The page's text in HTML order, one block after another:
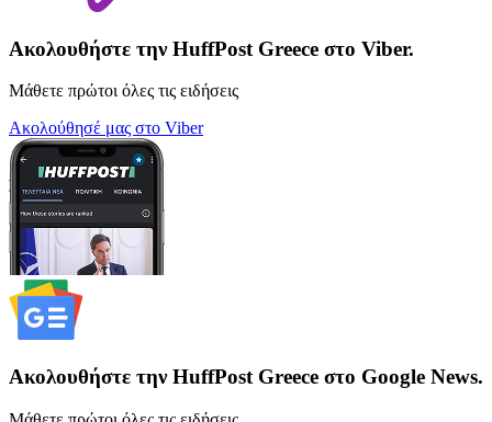
Ακολουθήστε την HuffPost Greece στο Viber.
Μάθετε πρώτοι όλες τις ειδήσεις
Ακολούθησέ μας στο Viber
Ακολουθήστε την HuffPost Greece στο Google News.